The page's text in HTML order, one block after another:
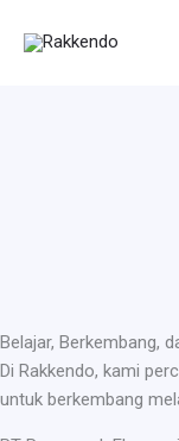
Belajar, Berkembang,
Di Rakkendo, kami
untuk berkembang